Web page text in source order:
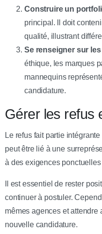
Construire un
principal. Il doit
qualité, illustrant
Se renseigner sur
éthique, les marques
mannequins
candidature.
Gérer les refus
Le refus fait partie intégrante
peut être lié à une
à des exigences
Il est essentiel de rester
continuer à postuler.
mêmes agences et
nouvelle candidature.